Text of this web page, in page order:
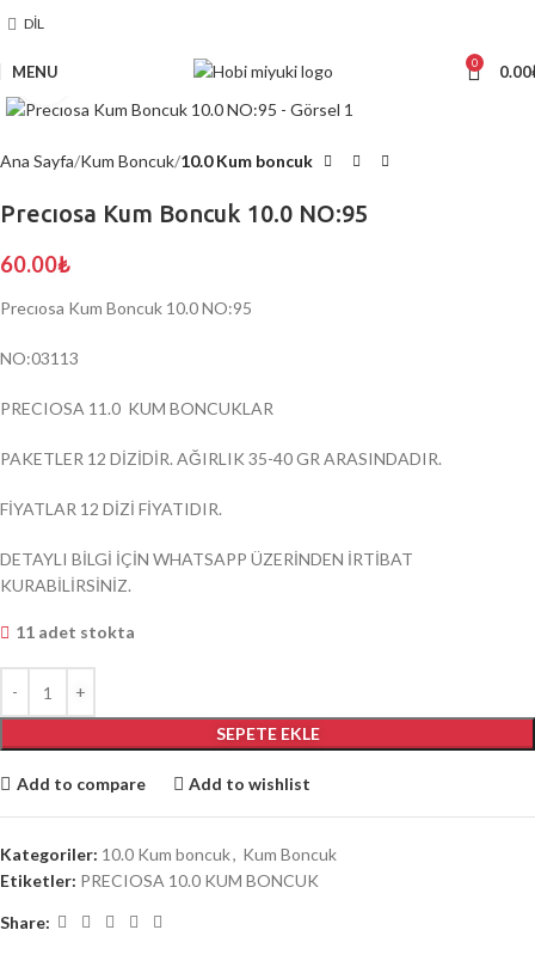
DIL
MENU 0 0.00
Ana Sayfa Kum Boncuk 10.0 Kum boncuk
Precıosa Kum Boncuk 10.0 NO:95
60.00₺
Precıosa Kum Boncuk 10.0 NO:95
NO:03113
PRECIOSA 11.0 KUM BONCUKLAR
PAKETLER 12 DİZİDİR. AĞIRLIK 35-40 GR ARASINDADIR.
FİYATLAR 12 DİZİ FİYATIDIR.
DETAYLI BİLGİ İÇİN WHATSAPP ÜZERİNDEN İRTİBAT
KURABİLİRSİNİZ.
11 adet stokta
SEPETE EKLE
Add to compare Add to wishlist
Kategoriler: 10.0 Kum boncuk, Kum Boncuk
Etiketler: PRECIOSA 10.0 KUM BONCUK
Share: